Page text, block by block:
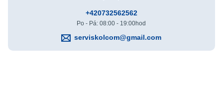
+420732562562
Po - Pá: 08:00 - 19:00hod
serviskolcom@gmail.com